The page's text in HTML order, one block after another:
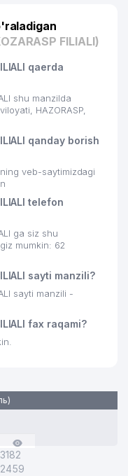
FILIALI)
qaerda
shu manzilda
HAZORASP,
qanday borish
veb-saytimizdagi
telefon
ga siz shu
mumkin: 62
sayti manzili?
sayti manzili -
fax raqami?
3182
2459